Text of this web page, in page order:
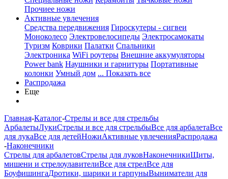
Прочиее ножи
Активные увлечения
Средства передвижения Гироскутеры - сигвеи
Моноколесо Электровелосипеды Электросамокаты
Туризм Коврики Палатки Спальники
Электроника WiFi роутеры Внешние аккумуляторы
Power bank Наушники и гарнитуры Портативные
колонки Умный дом ... Показать все
Распродажа
Еще
Главная-Каталог-Стрелы и все для стрельбы
АрбалетыЛукиСтрелы и все для стрельбыВсе для арбалетаВсе
для лукаВсе для детейНожиАктивные увлеченияРаспродажа
-Наконечники
Стрелы для арбалетовСтрелы для луковНаконечникиЩиты,
мишени и стрелоулавителиВсе для стрелВсе для
БоуфишингаДротики, шарики и гарпуныВыниматели для